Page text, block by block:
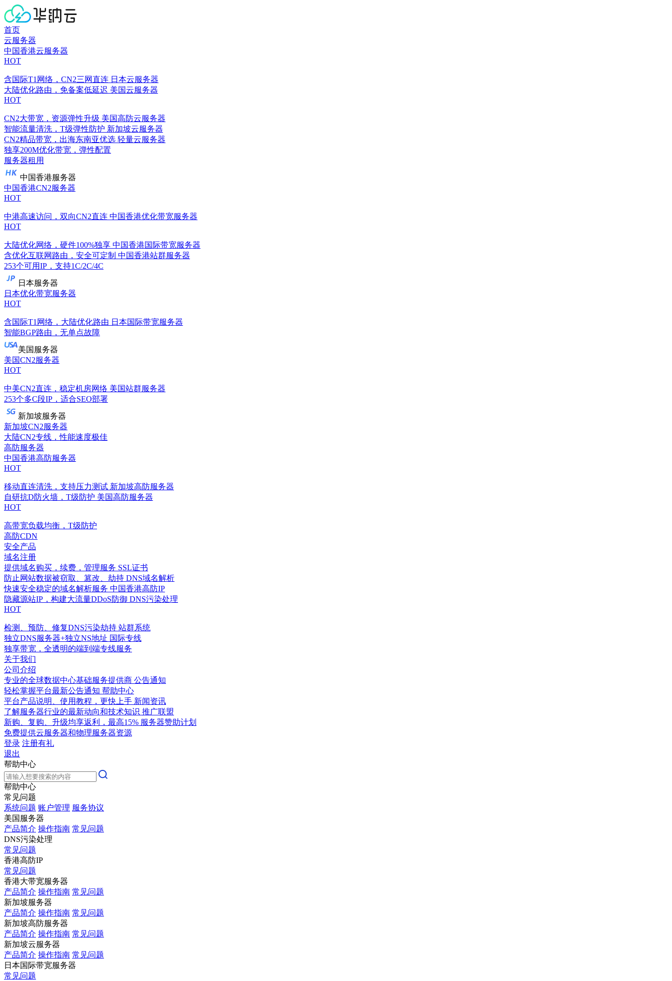
首页
云服务器
中国香港云服务器
HOT
含国际T1网络，CN2三网直连 日本云服务器
大陆优化路由，免备案低延迟 美国云服务器
HOT
CN2大带宽，资源弹性升级 美国高防云服务器
智能流量清洗，T级弹性防护 新加坡云服务器
CN2精品带宽，出海东南亚优选 轻量云服务器
独享200M优化带宽，弹性配置
服务器租用
中国香港服务器
中国香港CN2服务器
HOT
中港高速访问，双向CN2直连 中国香港优化带宽服务器
HOT
大陆优化网络，硬件100%独享 中国香港国际带宽服务器
含优化互联网路由，安全可定制 中国香港站群服务器
253个可用IP，支持1C/2C/4C
日本服务器
日本优化带宽服务器
HOT
含国际T1网络，大陆优化路由 日本国际带宽服务器
智能BGP路由，无单点故障
美国服务器
美国CN2服务器
HOT
中美CN2直连，稳定机房网络 美国站群服务器
253个多C段IP，适合SEO部署
新加坡服务器
新加坡CN2服务器
大陆CN2专线，性能速度极佳
高防服务器
中国香港高防服务器
HOT
移动直连清洗，支持压力测试 新加坡高防服务器
自研抗D防火墙，T级防护 美国高防服务器
HOT
高带宽负载均衡，T级防护
高防CDN
安全产品
域名注册
提供域名购买，续费，管理服务 SSL证书
防止网站数据被窃取、篡改、劫持 DNS域名解析
快速安全稳定的域名解析服务 中国香港高防IP
隐藏源站IP，构建大流量DDoS防御 DNS污染处理
HOT
检测、预防、修复DNS污染劫持 站群系统
独立DNS服务器+独立NS地址 国际专线
独享带宽，全透明的端到端专线服务
关于我们
公司介绍
专业的全球数据中心基础服务提供商 公告通知
轻松掌握平台最新公告通知 帮助中心
平台产品说明、使用教程，更快上手 新闻资讯
了解服务器行业的最新动向和技术知识 推广联盟
新购、复购、升级均享返利，最高15% 服务器赞助计划
免费提供云服务器和物理服务器资源
登录 注册有礼
退出
帮助中心
帮助中心
常见问题
系统问题 账户管理 服务协议
美国服务器
产品简介 操作指南 常见问题
DNS污染处理
常见问题
香港高防IP
常见问题
香港大带宽服务器
产品简介 操作指南 常见问题
新加坡服务器
产品简介 操作指南 常见问题
新加坡高防服务器
产品简介 操作指南 常见问题
新加坡云服务器
产品简介 操作指南 常见问题
日本国际带宽服务器
常见问题